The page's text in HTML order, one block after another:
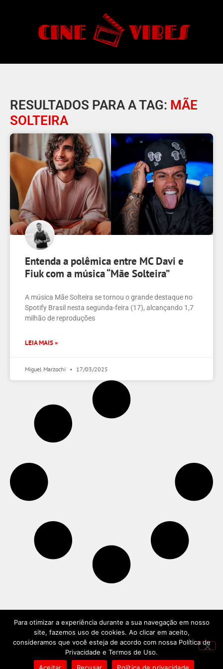
RESULTADOS PARA A TAG: MÃE
SOLTEIRA
Entenda a polêmica entre MC Davi e
Fiuk com a música “Mãe Solteira”
A música Mãe Solteira se tornou o grande destaque no
Spotify Brasil nesta segunda-feira (17), alcançando 1,7
milhão de reproduções
LEIA MAIS »
Miguel Marzochi 17/03/2025
Para otimizar a experiência durante a sua navegação em nosso
site, fazemos uso de cookies. Ao clicar em aceito,
consideramos que você esteja de acordo com nossa Política de
Privacidade e Termos de Uso.
Aceitar
Recusar Política de privacidade